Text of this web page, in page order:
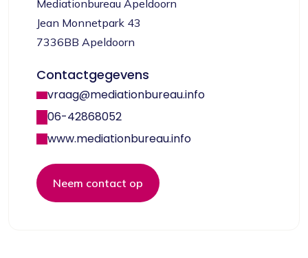
Mediationbureau Apeldoorn
Jean Monnetpark 43
7336BB Apeldoorn
Contactgegevens
vraag@mediationbureau.info
06-42868052
www.mediationbureau.info
Neem contact op